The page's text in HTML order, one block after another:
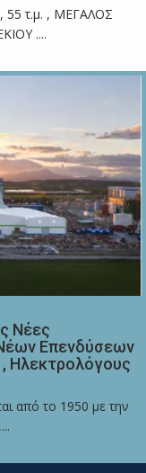
55 τ.μ. , ΜΕΓΑΛΟΣ
....
Νέες
Επενδύσεων
Ηλεκτρολόγους
από το 1950 με την